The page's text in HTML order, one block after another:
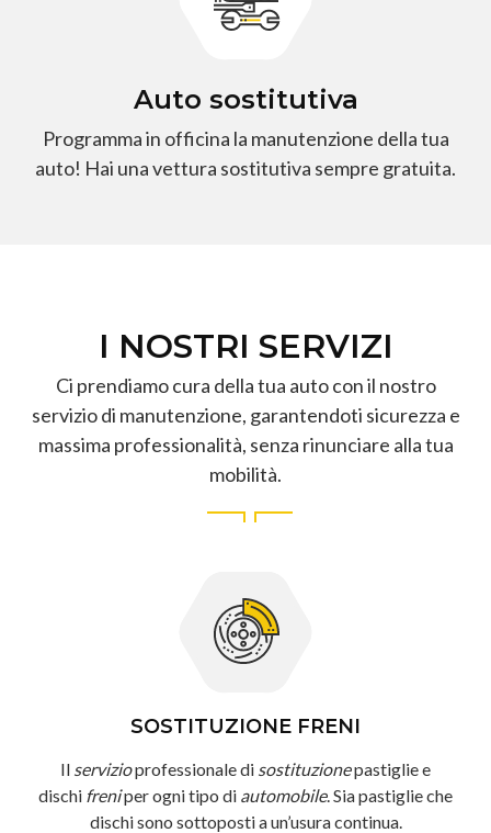
Auto sostitutiva
Programma in officina la manutenzione della tua
auto! Hai una vettura sostitutiva sempre gratuita.
I NOSTRI SERVIZI
Ci prendiamo cura della tua auto con il nostro
servizio di manutenzione, garantendoti sicurezza e
massima professionalità, senza rinunciare alla tua
mobilità.
SOSTITUZIONE FRENI
Il servizioprofessionale di sostituzionepastiglie e
dischi freniper ogni tipo di automobile. Sia pastiglie che
dischi sono sottoposti a un’usura continua.